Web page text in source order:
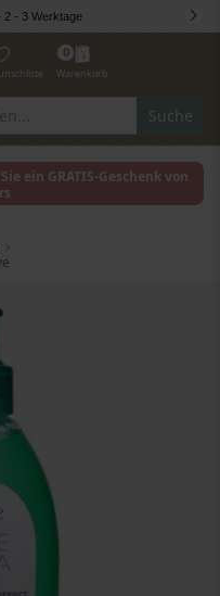
2 - 3 Werktage
Suche
0
Warenkorb
ein GRATIS-Geschenk von